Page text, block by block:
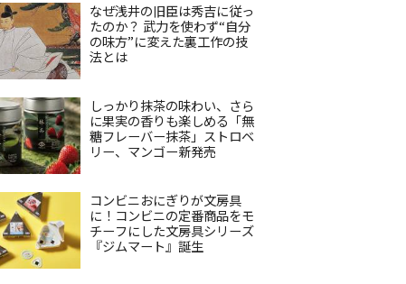
なぜ浅井の旧臣は秀吉に従っ
たのか？ 武力を使わず“自分
の味方”に変えた裏工作の技
法とは
しっかり抹茶の味わい、さら
に果実の香りも楽しめる「無
糖フレーバー抹茶」ストロベ
リー、マンゴー新発売
コンビニおにぎりが文房具
に！コンビニの定番商品をモ
チーフにした文房具シリーズ
『ジムマート』誕生